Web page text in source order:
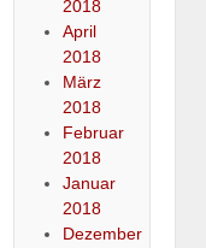
2018
April
2018
März
2018
Februar
2018
Januar
2018
Dezember